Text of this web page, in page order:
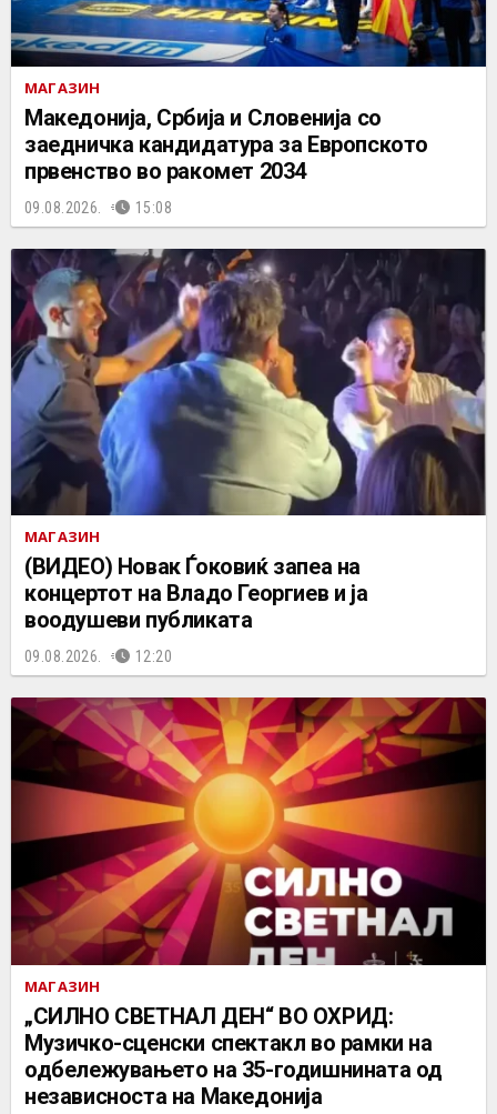
МАГАЗИН
Македонија, Србија и Словенија со
заедничка кандидатура за Европското
првенство во ракомет 2034
09.08.2026. 15:08
МАГАЗИН
(ВИДЕО) Новак Ѓоковиќ запеа на
концертот на Владo Георгиев и ја
воодушеви публиката
09.08.2026. 12:20
МАГАЗИН
„СИЛНО СВЕТНАЛ ДЕН“ ВО ОХРИД:
Музичко-сценски спектакл во рамки на
одбележувањето на 35-годишнината од
независноста на Македонија